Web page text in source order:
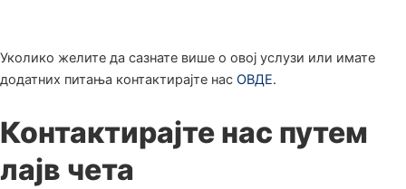
Уколико желите да сазнате више о овој услузи или имате
додатних питања контактирајте нас ОВДЕ.
Контактирајте нас путем
лајв чета